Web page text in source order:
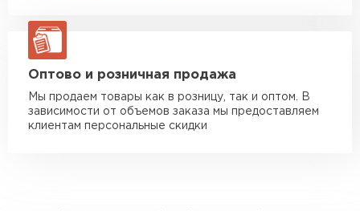
макс. длина груза 13,5 м
ЗАКАЗАТЬ С ДОСТАВКОЙ
Оптово и розничная продажа
Мы продаем товары как в розницу, так и оптом. В
зависимости от объемов заказа мы предоставляем
клиентам персональные скидки